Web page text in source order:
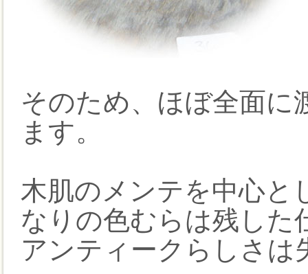
そのため、ほぼ全面に
ます。
木肌のメンテを中心と
なりの色むらは残した
アンティークらしさ